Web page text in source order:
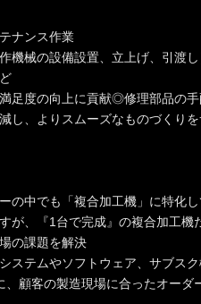
ナンス作業
機械の設備設置、立上げ、引渡し
足度の向上に貢献◎修理部品の
し、よりスムーズなものづくり
の中でも「複合加工機」に特化
が、『1台で完成』の複合加工機
の課題を解決
ステムやソフトウェア、サブス
顧客の製造現場に合ったオーダ